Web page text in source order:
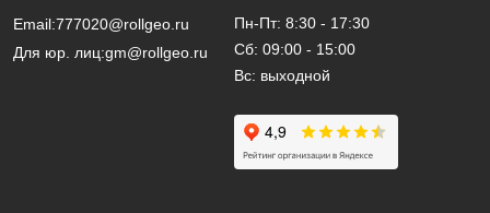
Email:777020@rollgeo.ru
Для юр. лиц:gm@rollgeo.ru
Пн-Пт: 8:30 - 17:30
Сб: 09:00 - 15:00
Вс: выходной